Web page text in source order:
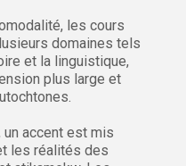
les cours
domaines tels
et la linguistique,
plus large et
un accent est mis
les réalités des